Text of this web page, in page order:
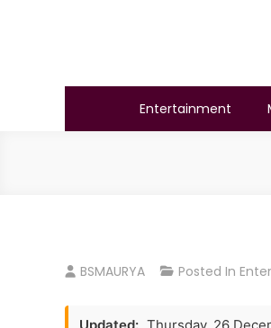
BSMAURYA
Entertainment
BSMAURYA Posted In